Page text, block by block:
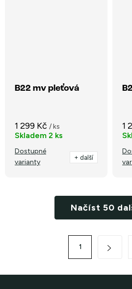
B22 mv pleťová
1 299 Kč / ks
Skladem 2 ks
Dostupné
varianty
+ další
1
c
Načíst 50
1